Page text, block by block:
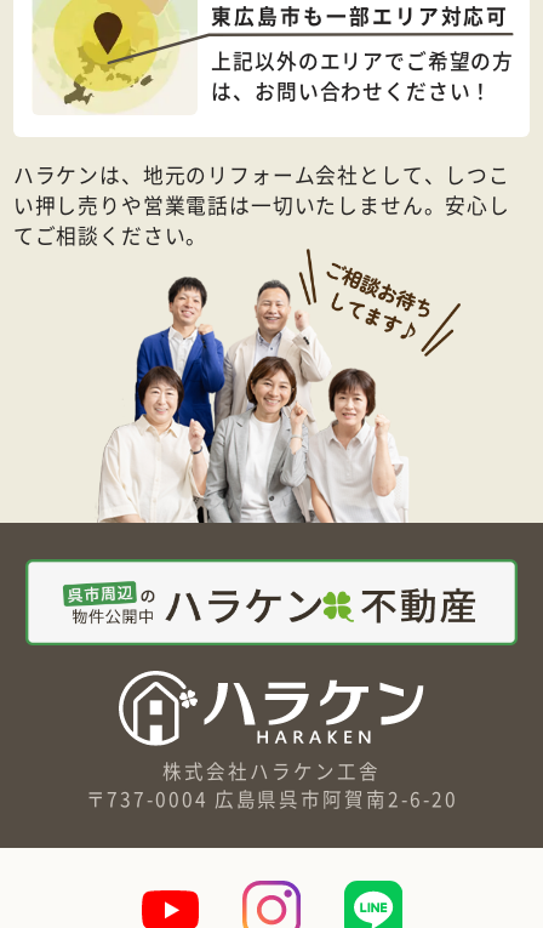
東広島市も一部エリア対応可
上記以外のエリアでご希望の方
は、 お問い合わせください！
ハラケンは、地元のリフォーム会社として、しつこ
い押し売りや営業電話は一切いたしません。安心し
てご相談ください。
株式会社ハラケン工舎
〒737-0004 広島県呉市阿賀南2-6-20